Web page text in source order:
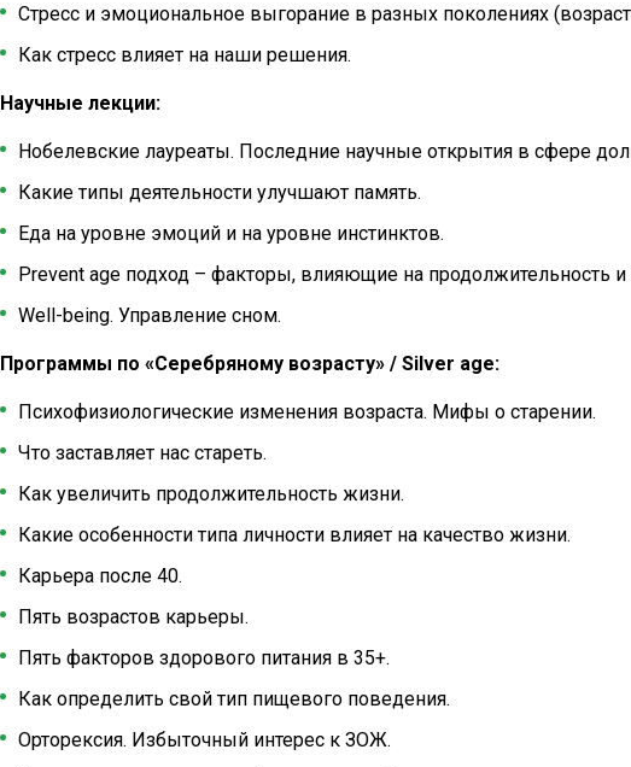
Стресс и эмоциональное выгорание в разных поколениях
Как стресс влияет на наши решения.
Научные лекции:
Нобелевские лауреаты. Последние научные открытия в сфере
Какие типы деятельности улучшают память.
Еда на уровне эмоций и на уровне инстинктов.
Prevent age подход – факторы, влияющие на продолжительность и
Well-being. Управление сном.
Программы по «Серебряному возрасту» / Silver age:
Психофизиологические изменения возраста. Мифы о старении.
Что заставляет нас стареть.
Как увеличить продолжительность жизни.
Какие особенности типа личности влияет на качество жизни.
Карьера после 40.
Пять возрастов карьеры.
Пять факторов здорового питания в 35+.
Как определить свой тип пищевого поведения.
Орторексия. Избыточный интерес к ЗОЖ.